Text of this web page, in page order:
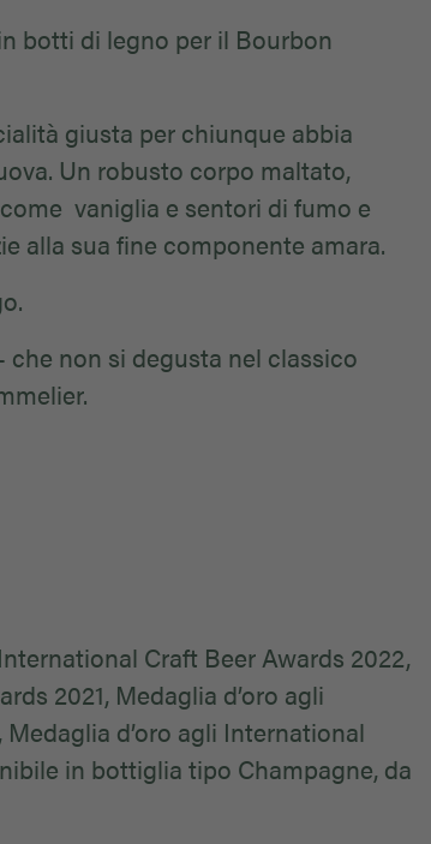
botti di legno per il Bourbon
giusta per chiunque abbia
Un robusto corpo maltato,
vaniglia e sentori di fumo e
alla sua fine componente amara.
non si degusta nel classico
Craft Beer Awards 2022,
2021, Medaglia d’oro agli
d’oro agli International
in bottiglia tipo Champagne, da